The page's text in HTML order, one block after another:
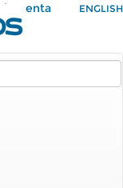
Mi Cuenta ENGLISH